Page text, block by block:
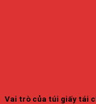
Vai trò của túi giấy tái